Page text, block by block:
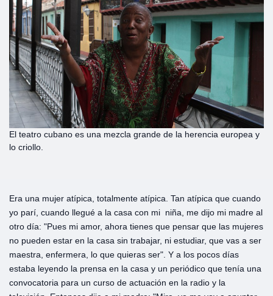
El teatro cubano es una mezcla grande de la herencia europea y
lo criollo.
Era una mujer atípica, totalmente atípica. Tan atípica que cuando
yo parí, cuando llegué a la casa con mi niña, me dijo mi madre al
otro día: "Pues mi amor, ahora tienes que pensar que las mujeres
no pueden estar en la casa sin trabajar, ni estudiar, que vas a ser
maestra, enfermera, lo que quieras ser". Y a los pocos días
estaba leyendo la prensa en la casa y un periódico que tenía una
convocatoria para un curso de actuación en la radio y la